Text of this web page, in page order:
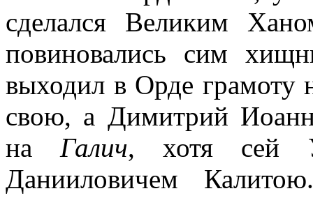
сделался Великим
повиновались сим
выходил в Орде грамоту
свою, а Димитрий
наГалич, хотя сей
Данииловичем